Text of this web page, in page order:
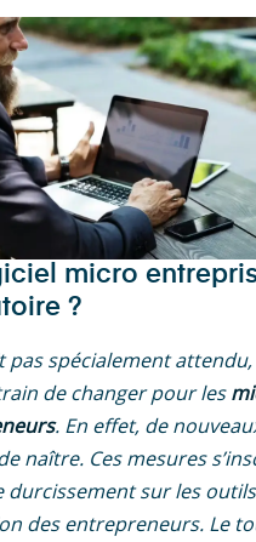
micro
?
pas spécialement
de changer pour les
. En effet, de
naître. Ces mesures
durcissement sur les
des entrepreneurs. Le